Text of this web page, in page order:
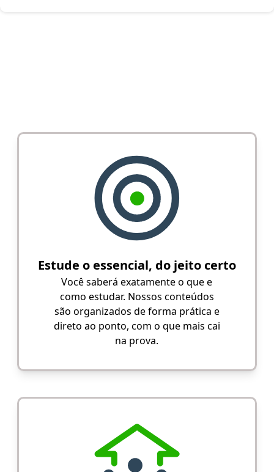
Estude o essencial, do jeito certo
Você saberá exatamente o que e
como estudar. Nossos conteúdos
são organizados de forma prática e
direto ao ponto, com o que mais cai
na prova.